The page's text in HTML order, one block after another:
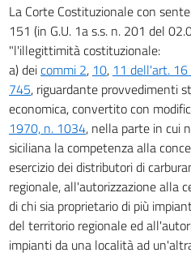
La Corte Costituzionale con
151 (in G.U. 1a s.s. n. 201 del
"l'illegittimità costituzionale:
a) deicommi 2, 10, 11 dell'art.
745, riguardante provvedimenti
economica, convertito con
1970, n. 1034, nella parte in cui
siciliana la competenza alla
esercizio dei distributori di
regionale, all'autorizzazione alla
di chi sia proprietario di più
del territorio regionale ed
impianti da una località ad